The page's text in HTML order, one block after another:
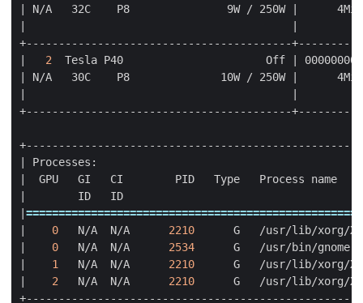
N/A   32C    P8               9W / 250W
2
  Tesla P40                      Off
N/A   30C    P8              10W / 250W
GPU   GI   CI        PID   Type   Process name
ID   ID
0
   N/A  N/A
2210
G   /usr/lib/xorg/
0
   N/A  N/A
2534
G   /usr/bin/
1
   N/A  N/A
2210
G   /usr/lib/xorg/
2
   N/A  N/A
2210
G   /usr/lib/xorg/